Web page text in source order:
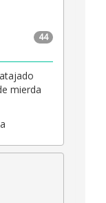
44
mierda